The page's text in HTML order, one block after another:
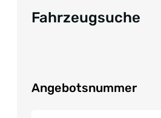
Fahrzeugsuche
Angebotsnummer